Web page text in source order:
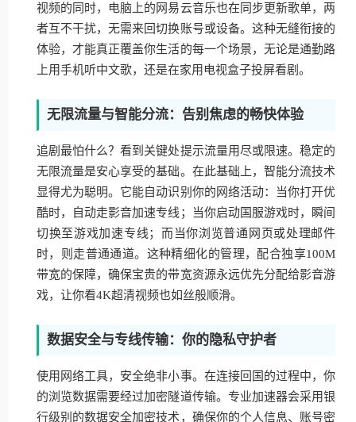
视频的同时，电脑上的网易云音乐也在同步更新歌单，两
者互不干扰，无需来回切换账号或设备。这种无缝衔接的
体验，才能真正覆盖你生活的每一个场景，无论是通勤路
上用手机听中文歌，还是在家用电视盒子投屏看剧。
无限流量与智能分流：告别焦虑的畅快体验
追剧最怕什么？看到关键处提示流量用尽或限速。稳定的
无限流量是安心享受的基础。在此基础上，智能分流技术
显得尤为聪明。它能自动识别你的网络活动：当你打开优
酷时，自动走影音加速专线；当你启动国服游戏时，瞬间
切换至游戏加速专线；而当你浏览普通网页或处理邮件
时，则走普通通道。这种精细化的管理，配合独享100M
带宽的保障，确保宝贵的带宽资源永远优先分配给影音游
戏，让你看4K超清视频也如丝般顺滑。
数据安全与专线传输：你的隐私守护者
使用网络工具，安全绝非小事。在连接回国的过程中，你
的浏览数据需要经过加密隧道传输。专业加速器会采用银
行级别的数据安全加密技术，确保你的个人信息、账号密